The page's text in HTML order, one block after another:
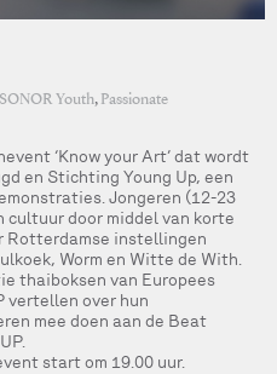
SONOR Youth, Passionate
‘Know your Art’ dat wordt
en Stichting Young Up, een
Jongeren (12-23
cultuur door middel van korte
Rotterdamse instellingen
Worm en Witte de With.
thaiboksen van Europees
vertellen over hun
mee doen aan de Beat
start om 19.00 uur.